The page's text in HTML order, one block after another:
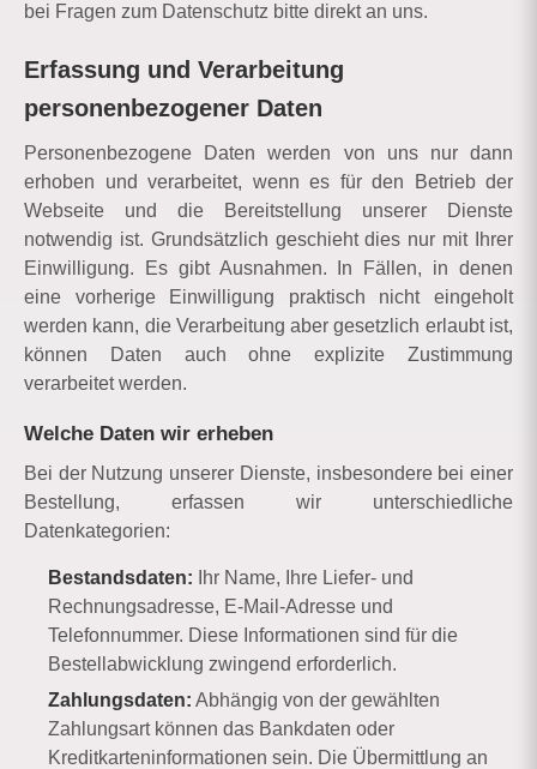
bei Fragen zum Datenschutz bitte direkt an uns.
Erfassung und Verarbeitung
personenbezogener Daten
Personenbezogene Daten werden von uns nur dann
erhoben und verarbeitet, wenn es für den Betrieb der
Webseite und die Bereitstellung unserer Dienste
notwendig ist. Grundsätzlich geschieht dies nur mit Ihrer
Einwilligung. Es gibt Ausnahmen. In Fällen, in denen
eine vorherige Einwilligung praktisch nicht eingeholt
werden kann, die Verarbeitung aber gesetzlich erlaubt ist,
können Daten auch ohne explizite Zustimmung
verarbeitet werden.
Welche Daten wir erheben
Bei der Nutzung unserer Dienste, insbesondere bei einer
Bestellung, erfassen wir unterschiedliche
Datenkategorien:
Bestandsdaten: Ihr Name, Ihre Liefer- und
Rechnungsadresse, E-Mail-Adresse und
Telefonnummer. Diese Informationen sind für die
Bestellabwicklung zwingend erforderlich.
Zahlungsdaten: Abhängig von der gewählten
Zahlungsart können das Bankdaten oder
Kreditkarteninformationen sein. Die Übermittlung an